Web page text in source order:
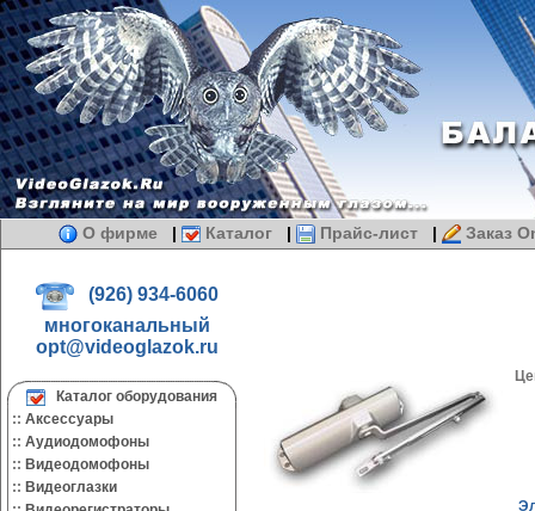
О фирме | Каталог | Прайс-лист | Заказ
(926) 934-6060
многоканальный
opt@videoglazok.ru
Каталог оборудования
:: Аксессуары
:: Аудиодомофоны
:: Видеодомофоны
:: Видеоглазки